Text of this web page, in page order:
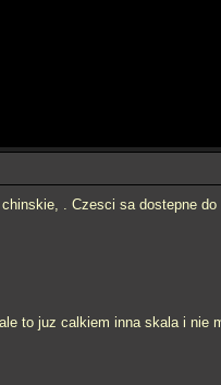
. Czesci sa dostepne
to juz calkiem inna skala i nie